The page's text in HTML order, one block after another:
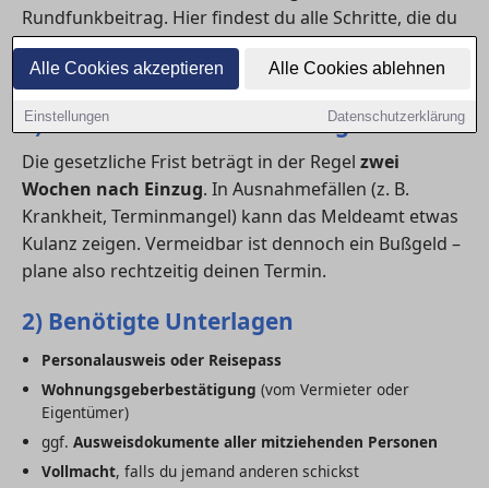
Alle Cookies akzeptieren Alle Cookies ablehnen
Einstellungen Datenschutzerklärung
Rundfunkbeitrag. Hier findest du alle Schritte, die du
erledigen musst – von Terminvereinbarung bis
Meldebescheinigung.
1) Fristen für die Ummeldung
Die gesetzliche Frist beträgt in der Regel zwei
Wochen nach Einzug. In Ausnahmefällen (z. B.
Krankheit, Terminmangel) kann das Meldeamt etwas
Kulanz zeigen. Vermeidbar ist dennoch ein Bußgeld –
plane also rechtzeitig deinen Termin.
2) Benötigte Unterlagen
Personalausweis oder Reisepass
Wohnungsgeberbestätigung (vom Vermieter oder
Eigentümer)
ggf. Ausweisdokumente aller mitziehenden Personen
Vollmacht, falls du jemand anderen schickst